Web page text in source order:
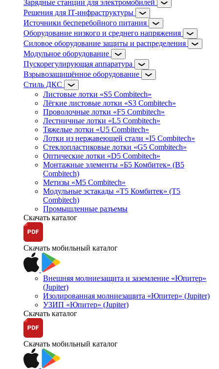
Зарядные станции для электромобилей
Решения для IT-инфраструктуры
Источники бесперебойного питания
Оборудование низкого и среднего напряжения
Силовое оборудование защиты и распределения
Модульное оборудование
Пускорегулирующая аппаратура
Взрывозащищённое оборудование
Стиль ДКС
Листовые лотки «S5 Combitech»
Лёгкие листовые лотки «S3 Combitech»
Проволочные лотки «F5 Combitech»
Лестничные лотки «L5 Combitech»
Тяжелые лотки «U5 Combitech»
Лотки из нержавеющей стали «I5 Combitech»
Стеклопластиковые лотки «G5 Combitech»
Оптические лотки «D5 Combitech»
Монтажные элементы «Б5 Комбитек» (B5
Combitech)
Метизы «M5 Combitech»
Модульные эстакады «Т5 Комбитек» (T5
Combitech)
Промышленные разъемы
Скачать каталог
Скачать мобильный каталог
Внешняя молниезащита и заземление «Юпитер»
(Jupiter)
Изолированная молниезащита «Юпитер» (Jupiter)
УЗИП «Юпитер» (Jupiter)
Скачать каталог
Скачать мобильный каталог